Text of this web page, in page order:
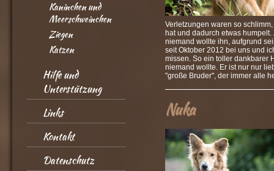
Kaninchen und
Meerschweinchen
Ziegen
Katzen
Hilfe und
Unterstützung
Links
Kontakt
Datenschutz
Verletzungen waren so
hat und dadurch etwas
niemand wollte ihn, aufgrund
seit Oktober 2012 bei uns und
missen. So ein toller dankbarer
niemand wollte. Er ist nur nur
"große Bruder", der immer alle
Nuka